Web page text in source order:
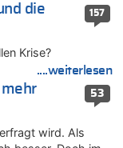
amtlich
amtlich
von Sinnen zu
das
von Vias
der Roten
157
die
Krise?
....weiterlesen
53
mehr
wird. Als